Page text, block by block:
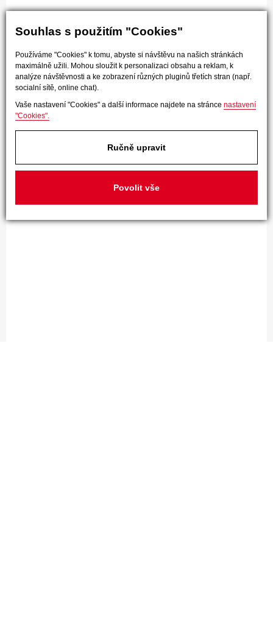
Souhlas s použitím "Cookies"
Používáme "Cookies" k tomu, abyste si návštěvu na našich stránkách
maximálně užili. Mohou sloužit k personalizaci obsahu a reklam, k
analýze návštěvnosti a ke zobrazení různých pluginů třetích stran (např.
socialní sítě, online chat).
Vaše nastavení "Cookies" a další informace najdete na stránce nastavení
"Cookies".
Ručně upravit
Povolit vše